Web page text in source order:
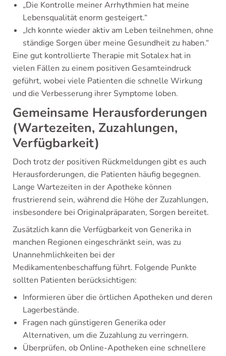
„Die Kontrolle meiner Arrhythmien hat meine
Lebensqualität enorm gesteigert.“
„Ich konnte wieder aktiv am Leben teilnehmen, ohne
ständige Sorgen über meine Gesundheit zu haben.“
Eine gut kontrollierte Therapie mit Sotalex hat in
vielen Fällen zu einem positiven Gesamteindruck
geführt, wobei viele Patienten die schnelle Wirkung
und die Verbesserung ihrer Symptome loben.
Gemeinsame Herausforderungen
(Wartezeiten, Zuzahlungen,
Verfügbarkeit)
Doch trotz der positiven Rückmeldungen gibt es auch
Herausforderungen, die Patienten häufig begegnen.
Lange Wartezeiten in der Apotheke können
frustrierend sein, während die Höhe der Zuzahlungen,
insbesondere bei Originalpräparaten, Sorgen bereitet.
Zusätzlich kann die Verfügbarkeit von Generika in
manchen Regionen eingeschränkt sein, was zu
Unannehmlichkeiten bei der
Medikamentenbeschaffung führt. Folgende Punkte
sollten Patienten berücksichtigen:
Informieren über die örtlichen Apotheken und deren
Lagerbestände.
Fragen nach günstigeren Generika oder
Alternativen, um die Zuzahlung zu verringern.
Überprüfen, ob Online-Apotheken eine schnellere